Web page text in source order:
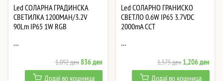
Led СОЛАРНА ГРАДИНСКА
СВЕТИЛКА 1200MAH/3.2V
90Lm IP65 1W RGB
…
1,092денOriginal
price
836денCurrent
price
Додај во кошница
Led СОЛАРНО ГРАНИСКО
СВЕТЛО 0.6W IP65 3.7VDC
2000mA CCT
…
1,575ден Original
price
1,206ден
price
Додај во кошница